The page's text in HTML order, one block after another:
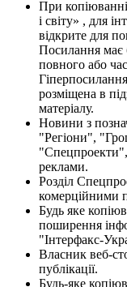
При
і світу» , для
відкрите для
Посилання має
повного або
розміщена в
матеріалу.
Новини з
"Регіони",
реклами.
Розділ
комерційними
Будь яке
поширення
"Інтерфакс-
Власник веб-
публікації.
Будь-яке